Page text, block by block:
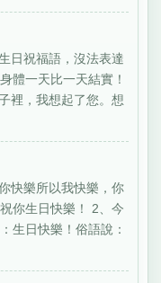
日祝福語，沒法表達
體一天比一天結實！
裡，我想起了您。想
快樂所以我快樂，你
你生日快樂！ 2、今
生日快樂！俗語說：